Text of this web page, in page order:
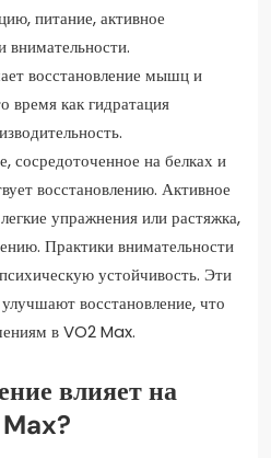
питание, активное
внимательности.
восстановление мышц и
время как гидратация
сосредоточенное на белках и
восстановлению. Активное
упражнения или растяжка,
Практики внимательности
устойчивость. Эти
восстановление, что
в VO2 Max.
влияет на
Max?